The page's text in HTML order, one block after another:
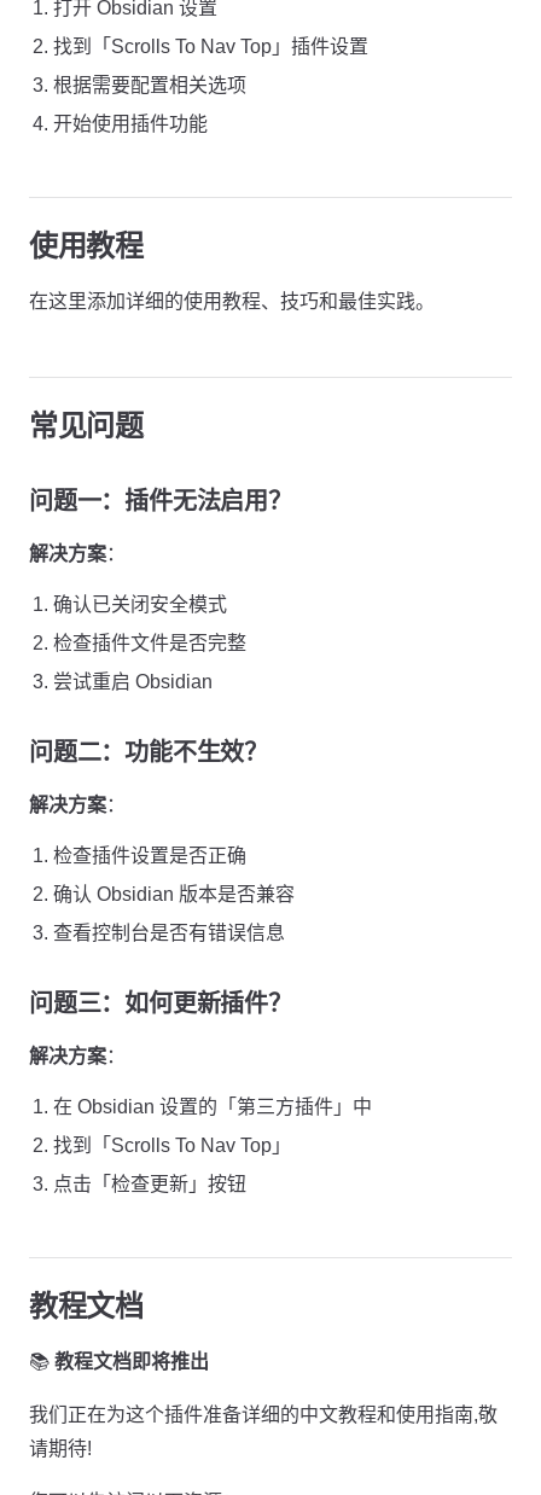
打开 Obsidian 设置
找到「Scrolls To Nav Top」插件设置
根据需要配置相关选项
开始使用插件功能
使用教程
在这里添加详细的使用教程、技巧和最佳实践。
常见问题
问题一：插件无法启用？
解决方案：
确认已关闭安全模式
检查插件文件是否完整
尝试重启 Obsidian
问题二：功能不生效？
解决方案：
检查插件设置是否正确
确认 Obsidian 版本是否兼容
查看控制台是否有错误信息
问题三：如何更新插件？
解决方案：
在 Obsidian 设置的「第三方插件」中
找到「Scrolls To Nav Top」
点击「检查更新」按钮
教程文档
📚 教程文档即将推出
我们正在为这个插件准备详细的中文教程和使用指南,敬
请期待!